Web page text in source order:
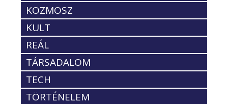
KOZMOSZ
KULT
REÁL
TÁRSADALOM
TECH
TÖRTÉNELEM